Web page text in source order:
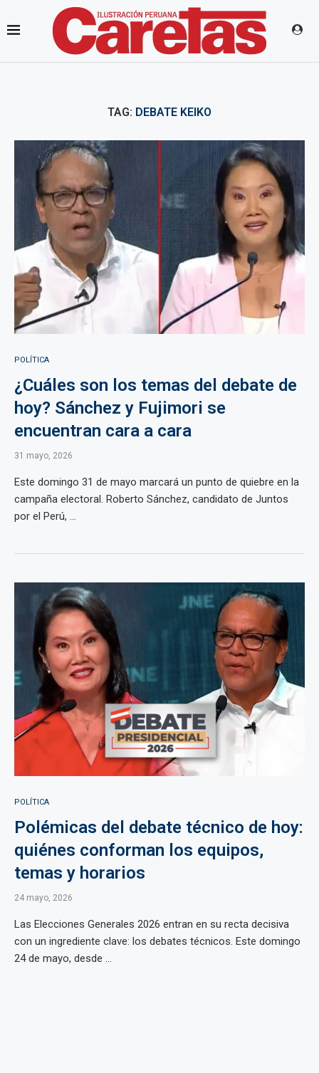
TAG: DEBATE KEIKO
POLÍTICA
¿Cuáles son los temas del debate de
hoy? Sánchez y Fujimori se
encuentran cara a cara
31 mayo, 2026
Este domingo 31 de mayo marcará un punto de quiebre en la
campaña electoral. Roberto Sánchez, candidato de Juntos
por el Perú, ...
POLÍTICA
Polémicas del debate técnico de hoy:
quiénes conforman los equipos,
temas y horarios
24 mayo, 2026
Las Elecciones Generales 2026 entran en su recta decisiva
con un ingrediente clave: los debates técnicos. Este domingo
24 de mayo, desde ...